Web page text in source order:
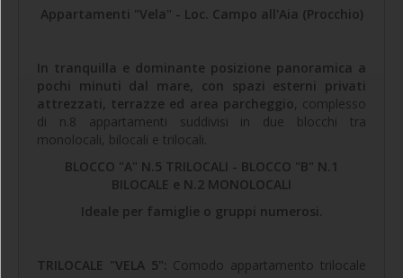
Appartamenti "Vela" - Loc. Campo all'Aia (Procchio)
In tranquilla e dominante posizione panoramica a
pochi minuti dal mare, con spazi esterni privati
attrezzati, terrazze ed area parcheggio , complesso
di n.8 appartamenti suddivisi in due blocchi tra
monolocali, bilocali e trilocali.
BLOCCO "A" N.5 TRILOCALI - BLOCCO "B" N.1
BILOCALE e N.2 MONOLOCALI
Ideale per famiglie o gruppi numerosi.
TRILOCALE "VELA 5": Comodo appartamento trilocale